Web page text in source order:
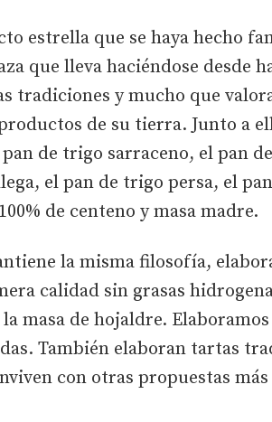
estrella que se haya hecho
que lleva haciéndose desde
tradiciones y mucho que
de su tierra. Junto a
de trigo sarraceno, el pan
el pan de trigo persa, el
de centeno y masa madre.
la misma filosofía,
calidad sin grasas
masa de hojaldre.
También elaboran tartas
con otras propuestas